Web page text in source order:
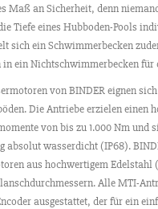
Maß an Sicherheit, denn
Tiefe eines Hubboden-Pools
sich ein Schwimmerbecken
in ein Nichtschwimmerbecken für
von BINDER eignen
Die Antriebe erzielen einen
von bis zu 1.000 Nm und
absolut wasserdicht (IP68).
aus hochwertigem Edelstahl
Alle MTI-
ausgestattet, der für ein